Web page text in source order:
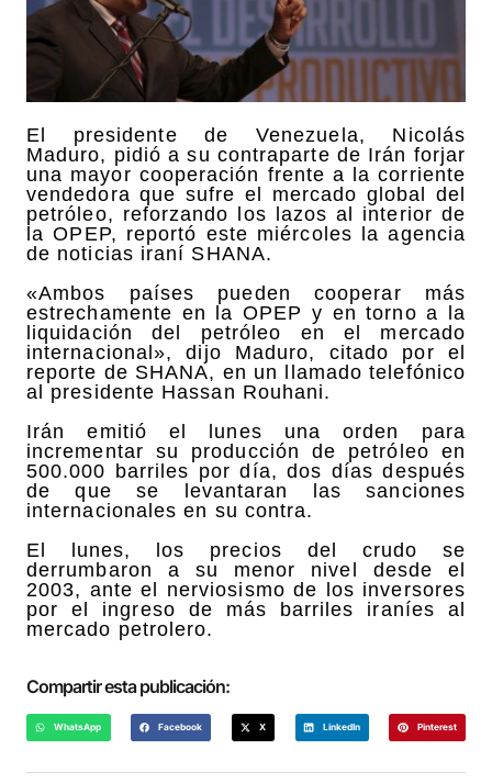
El presidente de Venezuela, Nicolás
Maduro, pidió a su contraparte de Irán forjar
una mayor cooperación frente a la corriente
vendedora que sufre el mercado global del
petróleo, reforzando los lazos al interior de
la OPEP, reportó este miércoles la agencia
de noticias iraní SHANA.
«Ambos países pueden cooperar más
estrechamente en la OPEP y en torno a la
liquidación del petróleo en el mercado
internacional», dijo Maduro, citado por el
reporte de SHANA, en un llamado telefónico
al presidente Hassan Rouhani.
Irán emitió el lunes una orden para
incrementar su producción de petróleo en
500.000 barriles por día, dos días después
de que se levantaran las sanciones
internacionales en su contra.
El lunes, los precios del crudo se
derrumbaron a su menor nivel desde el
2003, ante el nerviosismo de los inversores
por el ingreso de más barriles iraníes al
mercado petrolero.
Compartir esta publicación:
WhatsApp Facebook X LinkedIn Pinterest